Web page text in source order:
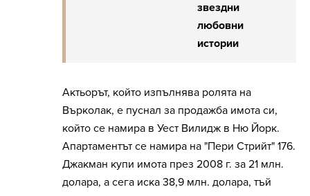
звездни
любовни
истории
Актьорът, който изпълнява ролята на
Върколак, е пуснал за продажба имота си,
който се намира в Уест Вилидж в Ню Йорк.
Апартаментът се намира на "Пери Стрийт" 176.
Джакман купи имота през 2008 г. за 21 млн.
долара, а сега иска 38,9 млн. долара, тъй